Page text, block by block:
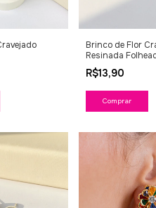
Brinco de Flor
Resinada
R$13,90
Comprar